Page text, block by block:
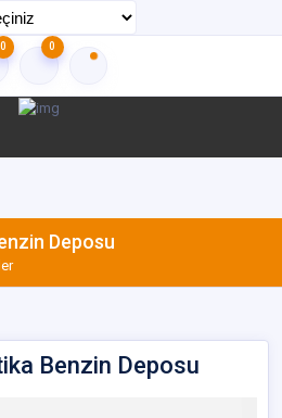
0 0
Deposu
Benzin Deposu